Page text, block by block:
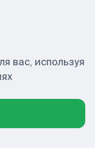
вас, используя